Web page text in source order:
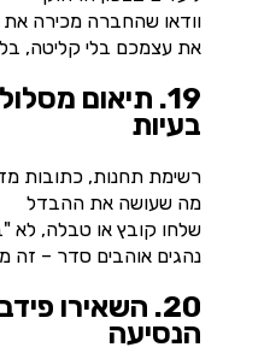
וודאו שהחברה מכירה
את עצמכם בלי קליטה,
19. תיאום
בעיות
רשימת תחנות, כתובות
מה שעושה את ההבדל
שלחו קובץ או טבלה, לא
נהגים אוהבים סדר – זה
20. השאירו
הנסיעה